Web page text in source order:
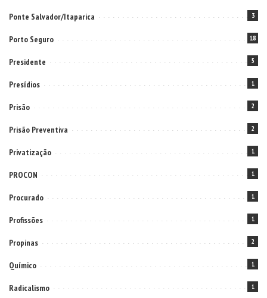
Ponte Salvador/Itaparica 3
Porto Seguro 18
Presidente 5
Presídios 1
Prisão 2
Prisão Preventiva 2
Privatização 1
PROCON 1
Procurado 1
Profissões 1
Propinas 2
Químico 1
Radicalismo 1